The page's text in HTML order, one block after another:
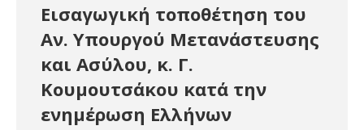
Εισαγωγική τοποθέτηση του
Αν. Υπουργού Μετανάστευσης
και Ασύλου, κ. Γ.
Κουμουτσάκου κατά την
ενημέρωση Ελλήνων